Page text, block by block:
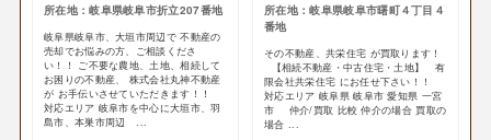
所在地：岐阜県岐阜市折立207番地
岐阜県岐阜市、大垣市周辺で 不動産の
売却でお悩みの方、ご相談くださ
い！！ ご不要な農地、土地、相続して
お困りの不動産、 株式会社丸神不動産
が お手伝いさせていただきます！！
対応エリア 岐阜市を中心に大垣市、羽
島市、本巣市周辺 ...
所在地：岐阜県岐阜市曙町４丁目４
番地
その不動産、共栄住宅 が買取ります！
【相続不動産・中古住宅・土地】 有
限会社共栄住宅 にお任せ下さい！！
対応エリア 岐阜県 岐阜市 愛知県 一宮
市 仲介/買取 比較 仲介の場合 買取の
場合 ...